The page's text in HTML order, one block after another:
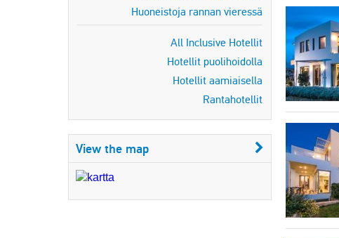
Huoneistoja rannan vieressä
All Inclusive Hotellit
Hotellit puolihoidolla
Hotellit aamiaisella
Rantahotellit
View the map